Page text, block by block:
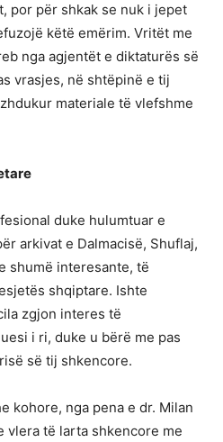
por për shkak se nuk i jepet
këtë emërim. Vritët me
nga agjentët e diktaturës së
vrasjes, në shtëpinë e tij
materiale të vlefshme
duke hulumtuar e
arkivat e Dalmacisë, Shuflaj,
shumë interesante, të
shqiptare. Ishte
zgjon interes të
i ri, duke u bërë me pas
së tij shkencore.
kohore, nga pena e dr. Milan
vlera të larta shkencore me